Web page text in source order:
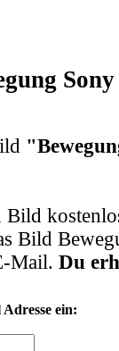
Bild
Bild
Mail. Du
ein: